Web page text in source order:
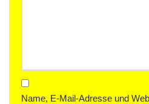
Name, E-Mail-Adresse und